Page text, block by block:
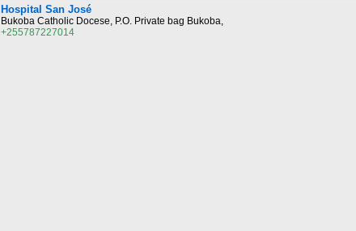
Hospital San José
Bukoba Catholic Docese, P.O. Private bag Bukoba,
+255787227014